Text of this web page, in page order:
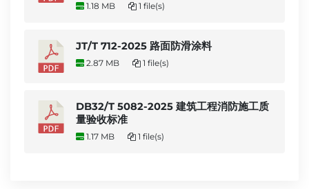
1.18 MB 1 file(s)
JT/T 712-2025 路面防滑涂料
2.87 MB 1 file(s)
DB32/T 5082-2025 建筑工程消防施工质
量验收标准
1.17 MB 1 file(s)